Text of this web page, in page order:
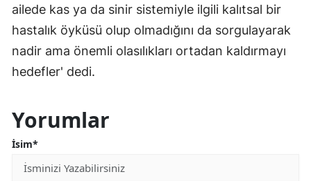
ailede kas ya da sinir sistemiyle ilgili kalıtsal bir
hastalık öyküsü olup olmadığını da sorgulayarak
nadir ama önemli olasılıkları ortadan kaldırmayı
hedefler' dedi.
Yorumlar
İsim*